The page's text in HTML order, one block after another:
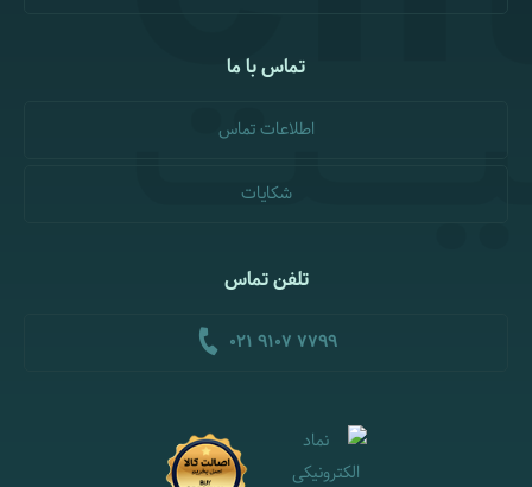
تماس با ما
اطلاعات تماس
شکایات
تلفن تماس
021 9107 7799